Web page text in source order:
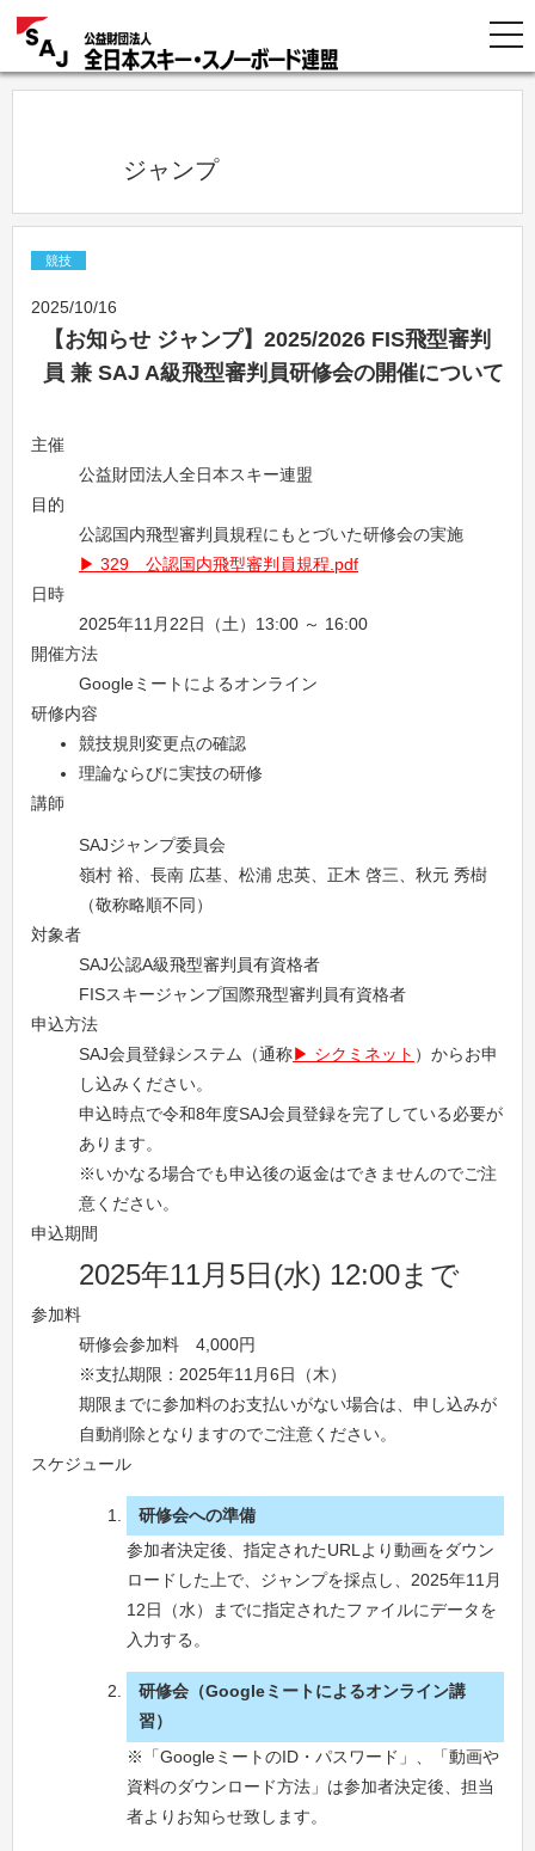
            ジャンプ
競技
2025/10/16
【お知らせ ジャンプ】2025/2026 FIS飛型審判
員 兼 SAJ A級飛型審判員研修会の開催について
主催
公益財団法人全日本スキー連盟
目的
公認国内飛型審判員規程にもとづいた研修会の実施
329 公認国内飛型審判員規程.pdf
日時
2025年11月22日（土）13:00 ～ 16:00
開催方法
Googleミートによるオンライン
研修内容
競技規則変更点の確認
理論ならびに実技の研修
講師
SAJジャンプ委員会
嶺村 裕、長南 広基、松浦 忠英、正木 啓三、秋元 秀樹
（敬称略順不同）
対象者
SAJ公認A級飛型審判員有資格者
FISスキージャンプ国際飛型審判員有資格者
申込方法
SAJ会員登録システム（通称
シクミネット ）からお申
し込みください。
申込時点で令和8年度SAJ会員登録を完了している必要が
あります。
※いかなる場合でも申込後の返金はできませんのでご注
意ください。
申込期間
2025年11月5日(水) 12:00まで
参加料
研修会参加料 4,000円
※支払期限：2025年11月6日（木）
期限までに参加料のお支払いがない場合は、申し込みが
自動削除となりますのでご注意ください。
スケジュール
研修会への準備
参加者決定後、指定されたURLより動画をダウン
ロードした上で、ジャンプを採点し、2025年11月
12日（水）までに指定されたファイルにデータを
入力する。
研修会（Googleミートによるオンライン講
習）
※「GoogleミートのID・パスワード」、「動画や
資料のダウンロード方法」は参加者決定後、担当
者よりお知らせ致します。